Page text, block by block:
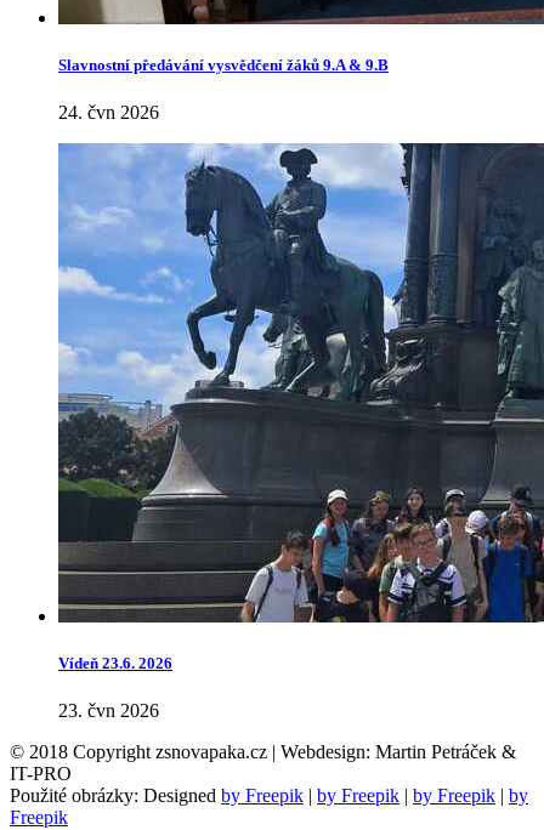
Slavnostní předávání vysvědčení žáků 9.A & 9.B
24. čvn 2026
Vídeň 23.6. 2026
23. čvn 2026
© 2018 Copyright zsnovapaka.cz | Webdesign: Martin Petráček &
IT-PRO
Použité obrázky: Designed by Freepik | by Freepik | by Freepik | by
Freepik